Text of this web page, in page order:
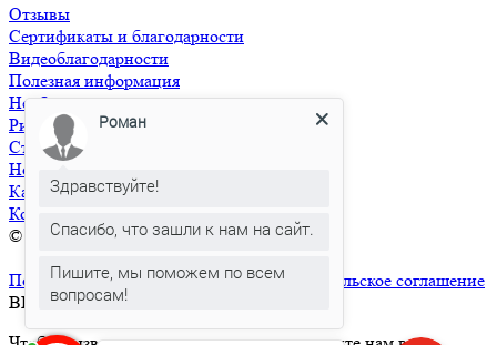
Отзывы
Сертификаты и благодарности
Видеоблагодарности
Полезная информация
Необходимые документы
Ритуальная инфраструктура
Статьи
Новости
Карта сайта
Контакты
© 2026 РИТУАЛ СЕРВИС+Ритуальные услуги в Москве и
Политика конфиденциальности Пользовательское соглашение
ВЫЗВАТЬ СПЕЦИАЛИСТА
Роман
Здравствуйте!
Спасибо, что зашли к нам на сайт.
Пишите, мы поможем по всем
вопросам!